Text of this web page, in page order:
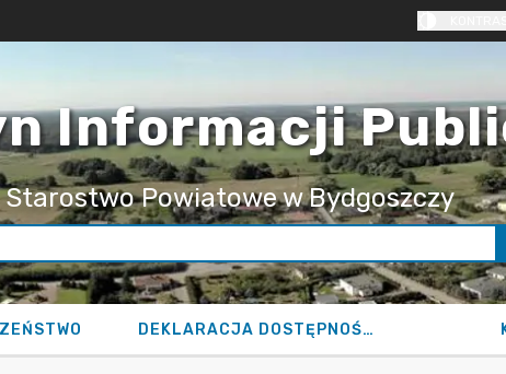
Informacji
Starostwo Powiatowe w Bydgoszczy
DEKLARACJA DOSTĘPNOŚCI